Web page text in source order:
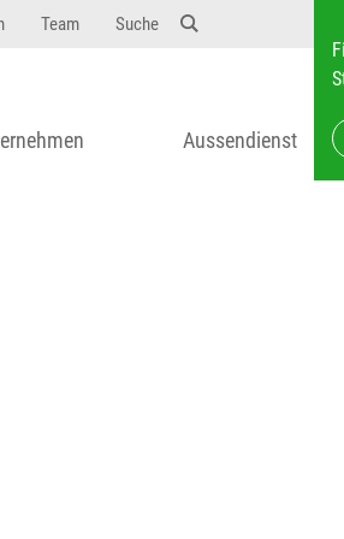
Team Suche
Aussendienst
Dosierungen: test 123